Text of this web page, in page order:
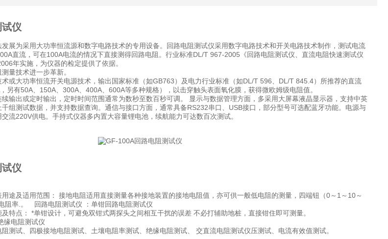
仪
展为采用大功率恒流源和数字电路技术的专用设备。回路电阻测试仪采用数字电路技术和开关电路技术制作，测试电流
直流，可在100A电流的情况下直接测得回路电阻。行业标准DL/T 967-2005《回路电阻测试仪、直流电阻快速测试仪
年实施，为仪器的检定提供了依据。
量技术进一步革新。
或大功率恒流开关电源技术，输出国家标准（如GB763）及电力行业标准（如DL/T 596、DL/T 845.4）所推荐的直流
另有50A、150A、300A、400A、600A等多种规格），以击穿触头表面氧化膜，获得微欧姆级电阻值。
输出或定时输出，定时时间范围通常为数秒至数百秒可调。 显示与数据管理方面，多采用大屏幕液晶显示器，支持中英
组测试数据，并支持数据查询。通信与接口方面，通常具备RS232串口、USB接口，部分型号可选配蓝牙功能。电源与
流220V供电。手持式仪器多内置大容量锂电池，续航能力可达数百次测试。
仪
途及适用范围： 接地电阻适用直接测量各种接地装置的接地电阻值，亦可供一般低电阻的测量，四端钮（0～1～10～
阻率.。 回路电阻测试仪 ：单钳回路电阻测试仪
特点： *单钳设计，可避免双钳式两探头之间相互干扰的误差 不必打辅助地桩，直接钳住即可测量。
缘电阻测试仪
测试、四极接地电阻测试、土壤电阻率测试、绝缘电阻测试、 交直流电阻测试仪压测试、电流有效值测试。